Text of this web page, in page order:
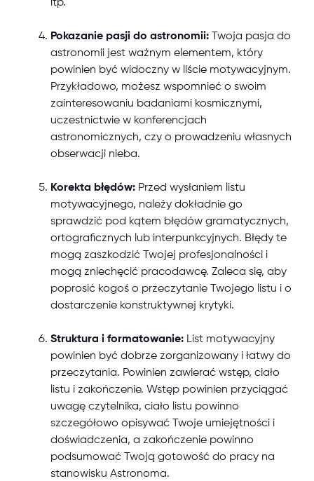
itp.
Pokazanie pasji do astronomii: Twoja pasja do
astronomii jest ważnym elementem, który
powinien być widoczny w liście motywacyjnym.
Przykładowo, możesz wspomnieć o swoim
zainteresowaniu badaniami kosmicznymi,
uczestnictwie w konferencjach
astronomicznych, czy o prowadzeniu własnych
obserwacji nieba.
Korekta błędów: Przed wysłaniem listu
motywacyjnego, należy dokładnie go
sprawdzić pod kątem błędów gramatycznych,
ortograficznych lub interpunkcyjnych. Błędy te
mogą zaszkodzić Twojej profesjonalności i
mogą zniechęcić pracodawcę. Zaleca się, aby
poprosić kogoś o przeczytanie Twojego listu i o
dostarczenie konstruktywnej krytyki.
Struktura i formatowanie: List motywacyjny
powinien być dobrze zorganizowany i łatwy do
przeczytania. Powinien zawierać wstęp, ciało
listu i zakończenie. Wstęp powinien przyciągać
uwagę czytelnika, ciało listu powinno
szczegółowo opisywać Twoje umiejętności i
doświadczenia, a zakończenie powinno
podsumować Twoją gotowość do pracy na
stanowisku Astronoma.